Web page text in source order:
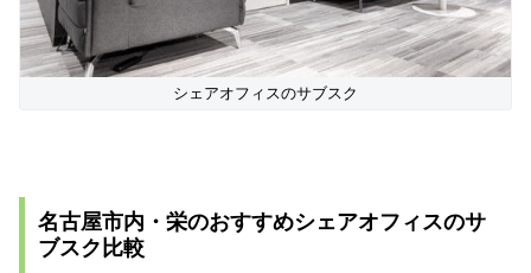
シェアオフィスのサブスク
名古屋市内・栄のおすすめシェアオフィスのサ
ブスク比較